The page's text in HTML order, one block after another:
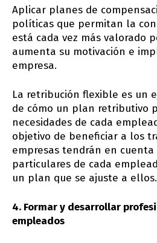
Aplicar planes de
políticas que permitan la
está cada vez más valorado
aumenta su motivación e
empresa.
La retribución flexible es un
de cómo un plan retributivo
necesidades de cada
objetivo de beneficiar a los
empresas tendrán en cuenta
particulares de cada
un plan que se ajuste a ellos.
4. Formar y desarrollar
empleados